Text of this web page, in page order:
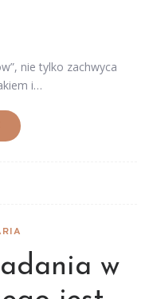
nie tylko zachwyca
i…
w